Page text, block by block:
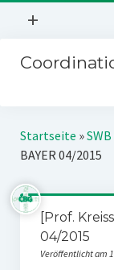
Menü
+
Mitmachen
Über uns
Kontakt
Impressum
Störfälle
Kampagnen
Stichwort BAYER
Jahrestagung
Startseite »
BAYER 04/2015
[Prof.
04/2015
Veröffentlicht am